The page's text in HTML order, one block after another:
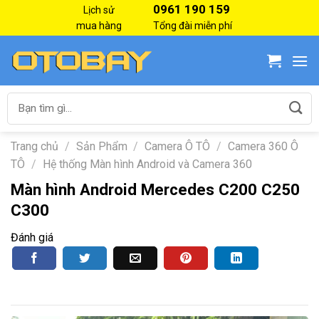
Lịch sử
mua hàng
0961 190 159
Tổng đài miễn phí
Tìm
Trang chủ / Sản Phẩm / Camera Ô TÔ / Camera 360 Ô
TÔ / Hệ thống Màn hình Android và Camera 360
Màn hình Android Mercedes C200 C250
C300
Đánh giá